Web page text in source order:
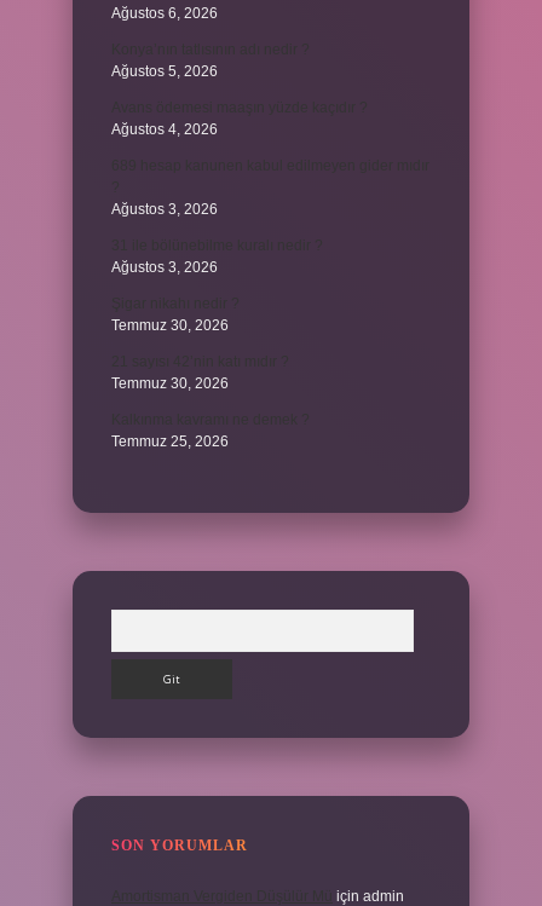
Ağustos 6, 2026
Ağustos 5, 2026
Ağustos 4, 2026
Ağustos 3, 2026
Ağustos 3, 2026
Temmuz 30, 2026
Temmuz 30, 2026
Temmuz 25, 2026
SON YORUMLAR
için admin